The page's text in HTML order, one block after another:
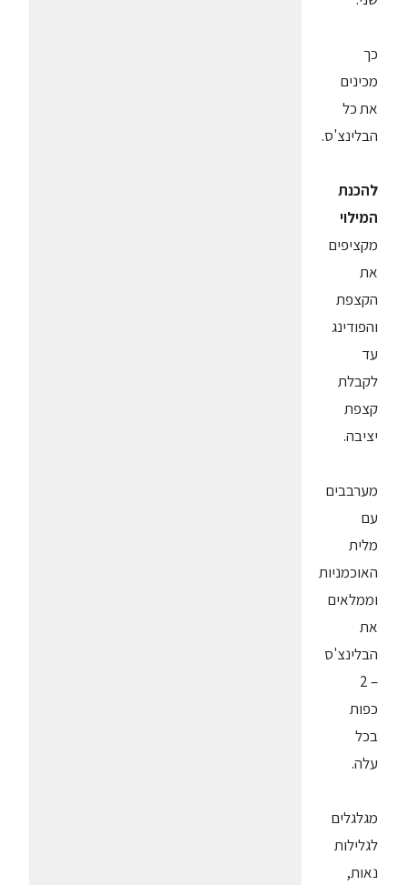
כך
מכינים
את כל
הבלינצ'ס.
להכנת
המילוי
מקציפים
את
הקצפת
והפודינג
עד
לקבלת
קצפת
יציבה.
מערבבים
עם
מלית
האוכמניות
וממלאים
את
הבלינצ'ס
– 2
כפות
בכל
עלה.
מגלגלים
לגלילות
נאות,